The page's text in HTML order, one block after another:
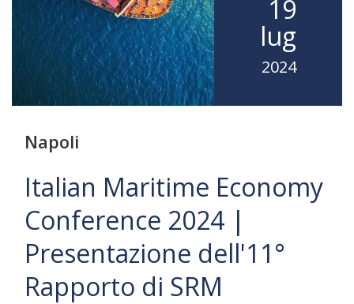
19
lug
2024
Napoli
Italian Maritime Economy
Conference 2024 |
Presentazione dell'11°
Rapporto di SRM